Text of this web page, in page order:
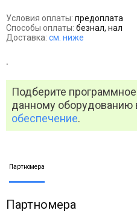
Условия оплаты: предоплата
Способы оплаты: безнал, нал
Доставка: см. ниже
.
Подберите
данному оборудованию
обеспечение.
Партномера
Партномера